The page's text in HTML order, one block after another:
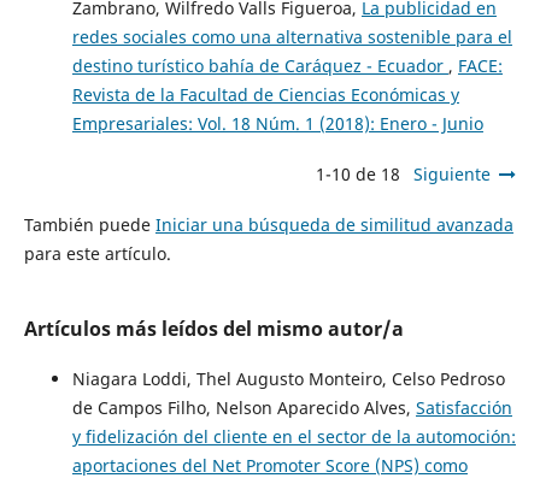
Zambrano, Wilfredo Valls Figueroa, La publicidad en
redes sociales como una alternativa sostenible para el
destino turístico bahía de Caráquez - Ecuador , FACE:
Revista de la Facultad de Ciencias Económicas y
Empresariales: Vol. 18 Núm. 1 (2018): Enero - Junio
1-10 de 18 Siguiente
También puede Iniciar una búsqueda de similitud avanzada
para este artículo.
Artículos más leídos del mismo autor/a
Niagara Loddi, Thel Augusto Monteiro, Celso Pedroso
de Campos Filho, Nelson Aparecido Alves, Satisfacción
y fidelización del cliente en el sector de la automoción:
aportaciones del Net Promoter Score (NPS) como